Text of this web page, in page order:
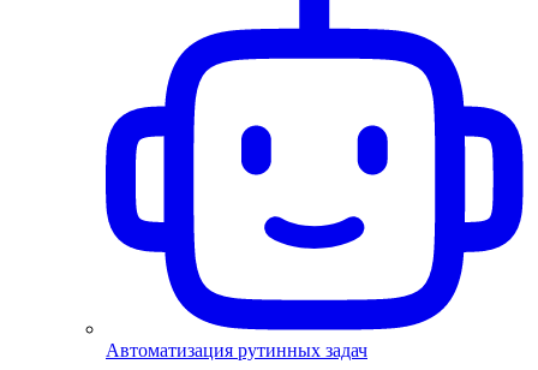
Автоматизация рутинных задач